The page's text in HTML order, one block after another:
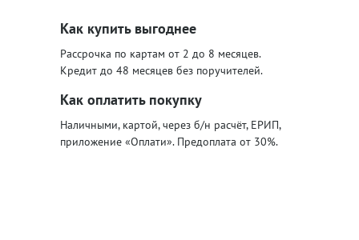
Как купить выгоднее
Рассрочка по картам от 2 до 8 месяцев.
Кредит до 48 месяцев без поручителей.
Как оплатить покупку
Наличными, картой, через б/н расчёт, ЕРИП,
приложение «Оплати». Предоплата от 30%.